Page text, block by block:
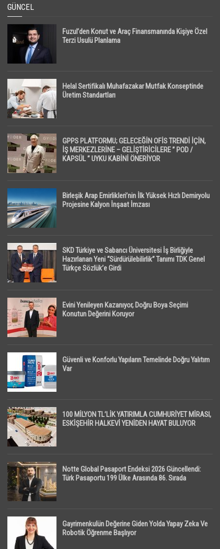
GÜNCEL
Fuzul’den Konut ve Araç Finansmanında Kişiye Özel
Terzi Usulü Planlama
Helal Sertifikalı Muhafazakar Mutfak Konseptinde
Üretim Standartları
GPPS PLATFORMU; GELECEĞİN OFİS TRENDİ İÇİN,
İŞ MERKEZLERİNE – GELİŞTİRİCİLERE ” POD /
KAPSÜL ” UYKU KABİNİ ÖNERİYOR
Birleşik Arap Emirlikleri’nin İlk Yüksek Hızlı Demiryolu
Projesine Kalyon İnşaat İmzası
SKD Türkiye ve Sabancı Üniversitesi İş Birliğiyle
Hazırlanan Yeni “Sürdürülebilirlik” Tanımı TDK Genel
Türkçe Sözlük’e Girdi
Evini Yenileyen Kazanıyor, Doğru Boya Seçimi
Konutun Değerini Koruyor
Güvenli ve Konforlu Yapıların Temelinde Doğru Yalıtım
Var
100 MİLYON TL’LİK YATIRIMLA CUMHURİYET MİRASI,
ESKİŞEHİR HALKEVİ YENİDEN HAYAT BULUYOR
Notte Global Pasaport Endeksi 2026 Güncellendi:
Türk Pasaportu 199 Ülke Arasında 86. Sırada
Gayrimenkulün Değerine Giden Yolda Yapay Zeka Ve
Robotik Öğrenme Başlıyor